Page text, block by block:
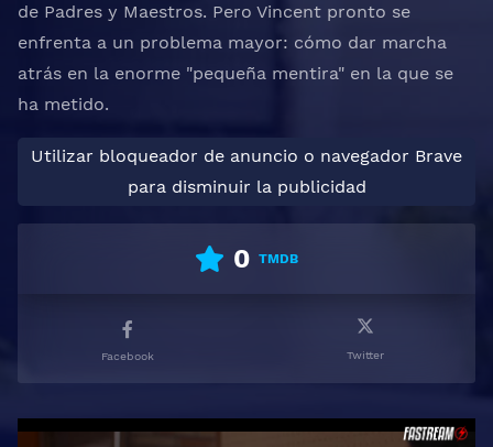
de Padres y Maestros. Pero Vincent pronto se
enfrenta a un problema mayor: cómo dar marcha
atrás en la enorme "pequeña mentira" en la que se
ha metido.
Utilizar bloqueador de anuncio o navegador Brave
para disminuir la publicidad
0 TMDB
Facebook Twitter